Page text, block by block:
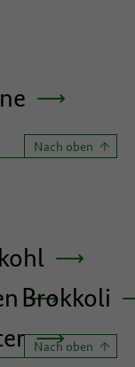
Nach oben
Brokkoli
Nach oben